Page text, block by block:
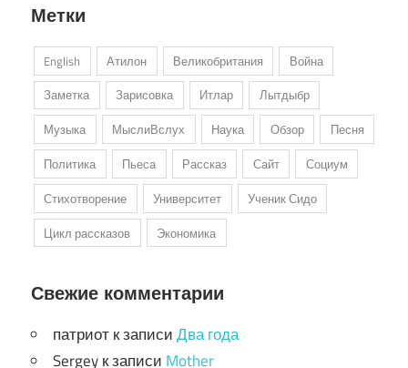
Метки
English Атилон Великобритания
Война
Заметка
Зарисовка Итлар
Лытдыбр
Музыка
МыслиВслух Наука Обзор
Песня
Политика
Пьеса Рассказ Сайт
Социум
Стихотворение
Университет
Ученик Сидо
Цикл рассказов
Экономика
Свежие комментарии
патриотк записиДва года
Sergeyк записи Mother